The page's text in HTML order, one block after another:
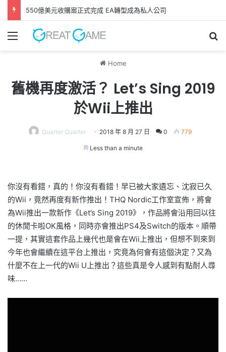
550億美元收購案正式完成 EA轉型成為私人公司
Menu
Home
舊機再度激活？ Let’s Sing 2019
於Wii上推出
Quarter Quarter 2018 年 8 月 27 日 0 779
Less than a minute
你沒有看錯，真的！你沒有看錯！早已被大家遺忘、沈寂已久
的Wii，竟然再度有新作推出！THQ Nordic工作室宣佈，將會
為Wii推出一款新作《Let’s Sing 2019》，作品將會沿用回以往
的休閒卡啦OK風格，同時亦會推出PS4及Switch的版本。順帶
一提，其實這套作品上幾代也是會在Wii上推出，但想不到來到
今年也會繼續在這平台上推出，究竟為何會有這個決定？又為
什麼不在上一代的Wii U上推出？這些真是令人感到有點耐人尋
味……